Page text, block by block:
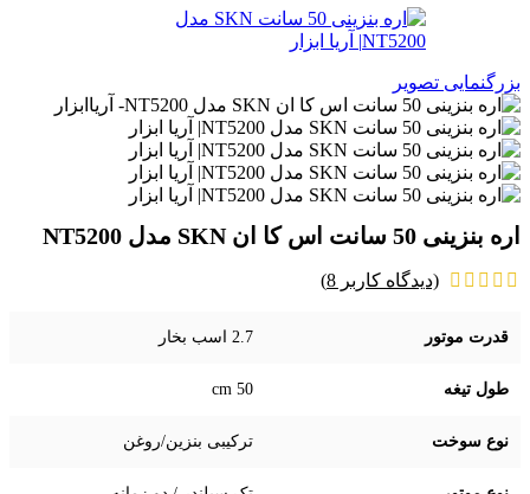
بزرگنمایی تصویر
اره بنزینی 50 سانت اس کا ان SKN مدل NT5200
(دیدگاه کاربر 8
)
قدرت موتور 2.7 اسب بخار
طول تیغه 50 cm
نوع سوخت ترکیبی بنزین/روغن